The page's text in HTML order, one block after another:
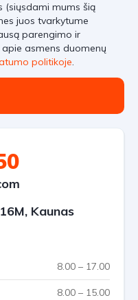
(siųsdami mums šią
juos tvarkytume
parengimo ir
asmens duomenų
politikoje.
Kaunas
8.00 – 17.00
8.00 – 15.00